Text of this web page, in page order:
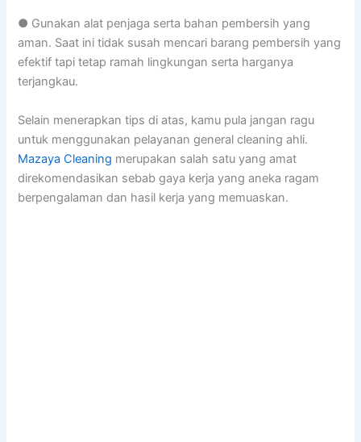
● Gunakan alat penjaga serta bahan pembersih yang
aman. Saat ini tidak susah mencari barang pembersih yang
efektif tapi tetap ramah lingkungan serta harganya
terjangkau.
Selain menerapkan tips di atas, kamu pula jangan ragu
untuk menggunakan pelayanan general cleaning ahli.
Mazaya Cleaning merupakan salah satu yang amat
direkomendasikan sebab gaya kerja yang aneka ragam
berpengalaman dan hasil kerja yang memuaskan.